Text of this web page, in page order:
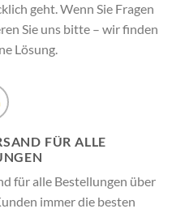
geht. Wenn Sie Fragen
Sie uns bitte – wir finden
Lösung.
FÜR ALLE
für alle Bestellungen über
immer die besten